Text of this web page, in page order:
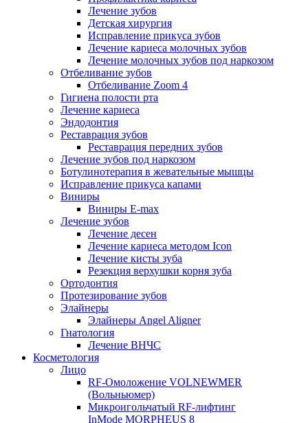
Лечение зубов
Детская хирургия
Исправление прикуса зубов
Лечение кариеса молочных зубов
Лечение молочных зубов под наркозом
Отбеливание зубов
Отбеливание Zoom 4
Гигиена полости рта
Лечение кариеса
Эндодонтия
Реставрация зубов
Реставрация передних зубов
Лечение зубов под наркозом
Ботулинотерапия в жевательные мышцы
Исправление прикуса капами
Виниры
Виниры E-max
Лечение зубов
Лечение десен
Лечение кариеса методом Icon
Лечение кисты зуба
Резекция верхушки корня зуба
Ортодонтия
Протезирование зубов
Элайнеры
Элайнеры Angel Aligner
Гнатология
Лечение ВНЧС
Косметология
Лицо
RF-Омоложение VOLNEWMER
(Вольньюмер)
Микроигольчатый RF-лифтинг
InMode MORPHEUS 8